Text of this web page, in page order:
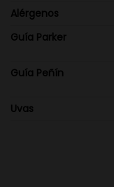
Alérgenos
Guía Parker
Guía Peñín
Uvas